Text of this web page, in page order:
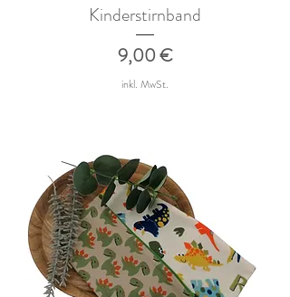
Kinderstirnband
Preis
9,00 €
inkl. MwSt.